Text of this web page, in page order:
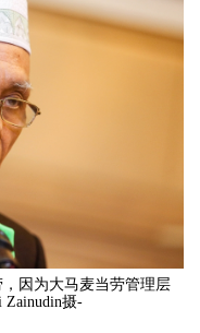
因为大马麦当劳管理层
Zainudin摄-